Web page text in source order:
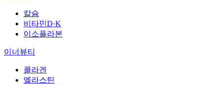
칼슘
비타민D·K
이소플라본
이너뷰티
콜라겐
엘라스틴